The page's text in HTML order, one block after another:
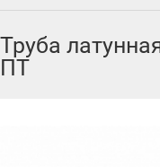
Труба
ПТ